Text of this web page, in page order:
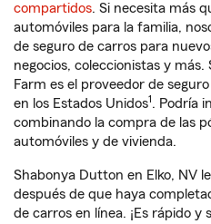
compartidos. Si necesita más
automóviles para la familia,
de seguro de carros para
negocios, coleccionistas y
Farm es el proveedor de
en los Estados Unidos1. Podría
combinando la compra de las
automóviles y de vivienda.
Shabonya Dutton en Elko, NV
después de que haya
de carros en línea. ¡Es rápido y